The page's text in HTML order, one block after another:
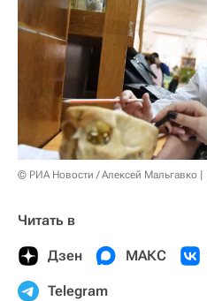
© РИА Новости / Алексей Мальгавко
Читать в
Дзен МАКС
Telegram